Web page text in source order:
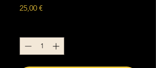
25,00 €